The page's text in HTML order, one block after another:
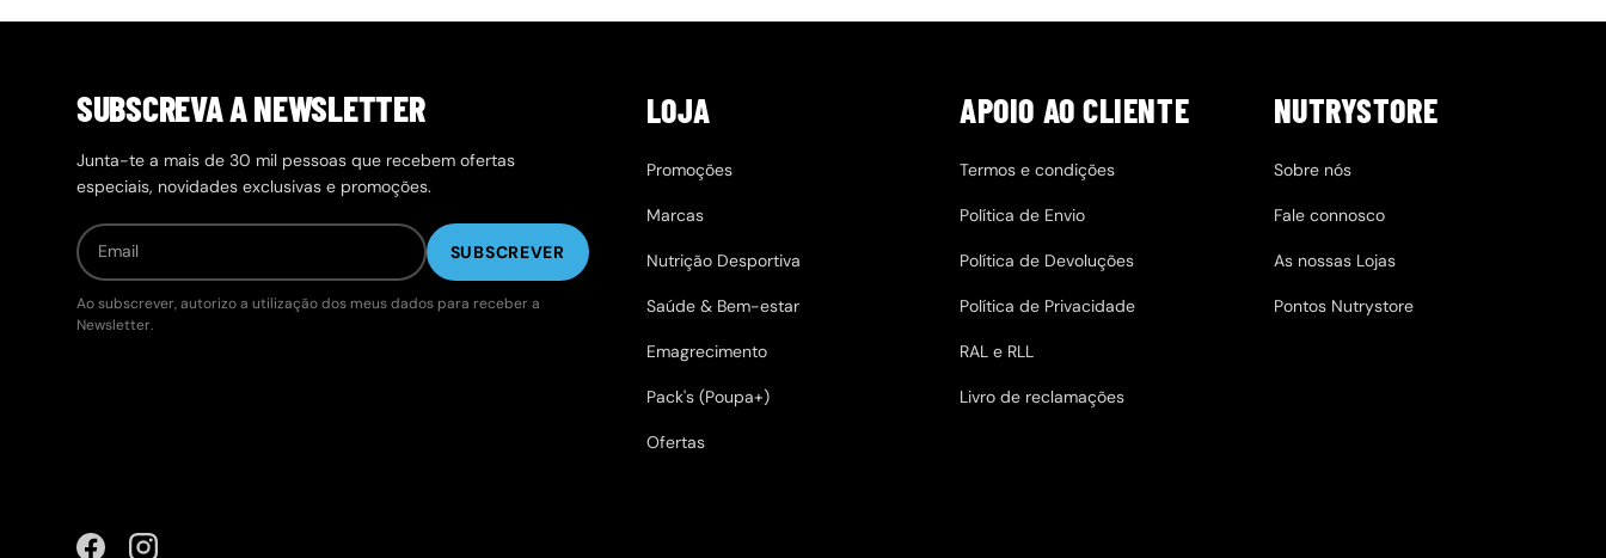
SUBSCREVA A NEWSLETTER
Junta-te a mais de 30 mil pessoas que recebem ofertas
especiais, novidades exclusivas e promoções.
SUBSCREVER
Ao subscrever, autorizo a utilização dos meus dados para receber a
Newsletter.
LOJA
Promoções
Marcas
Nutrição Desportiva
Saúde & Bem-estar
Emagrecimento
Pack's (Poupa+)
Ofertas
APOIO AO CLIENTE
Termos e condições
Política de Envio
Política de Devoluções
Política de Privacidade
RAL e RLL
Livro de reclamações
NUTRYSTORE
Sobre nós
Fale connosco
As nossas Lojas
Pontos Nutrystore